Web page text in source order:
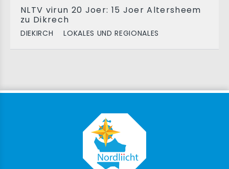
NLTV virun 20 Joer: 15 Joer Altersheem
zu Dikrech
DIEKIRCH LOKALES UND REGIONALES